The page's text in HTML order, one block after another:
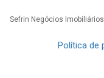
Sefrin Negócios Imobiliários
Política de